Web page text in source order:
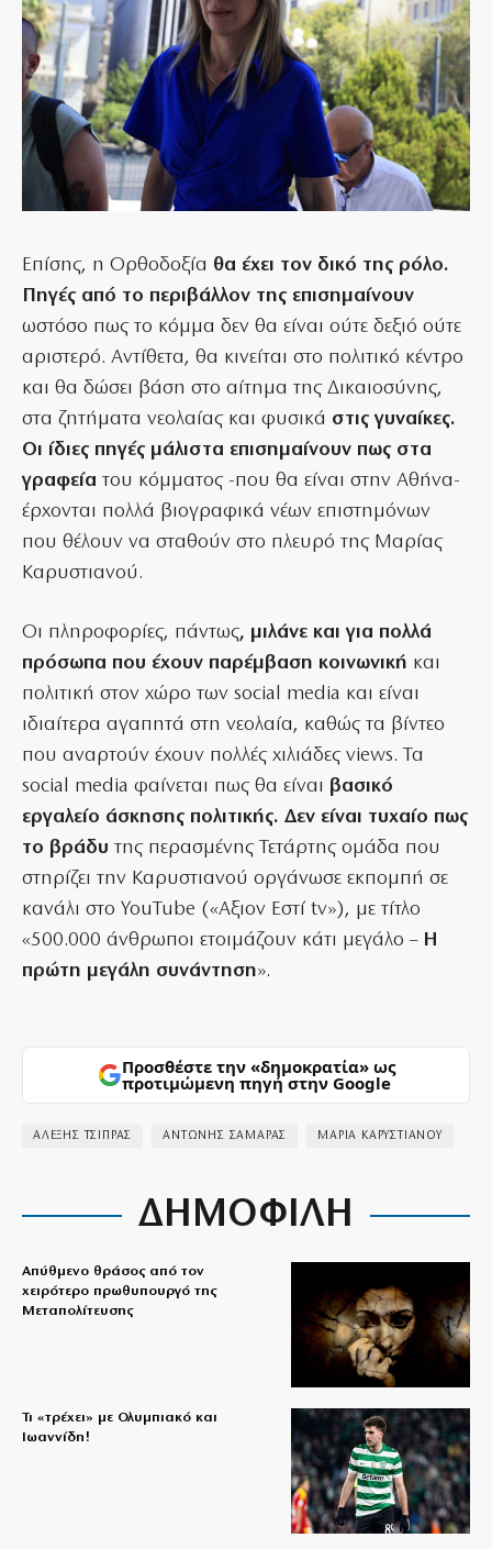
Επίσης, η Ορθοδοξία θα έχει τον δικό της ρόλο.
Πηγές από το περιβάλλον της επισημαίνουν
ωστόσο πως το κόμμα δεν θα είναι ούτε δεξιό ούτε
αριστερό. Αντίθετα, θα κινείται στο πολιτικό κέντρο
και θα δώσει βάση στο αίτημα της Δικαιοσύνης,
στα ζητήματα νεολαίας και φυσικά στις γυναίκες.
Οι ίδιες πηγές μάλιστα επισημαίνουν πως στα
γραφεία του κόμματος -που θα είναι στην Αθήνα-
έρχονται πολλά βιογραφικά νέων επιστημόνων
που θέλουν να σταθούν στο πλευρό της Μαρίας
Καρυστιανού.
Οι πληροφορίες, πάντως, μιλάνε και για πολλά
πρόσωπα που έχουν παρέμβαση κοινωνική και
πολιτική στον χώρο των social media και είναι
ιδιαίτερα αγαπητά στη νεολαία, καθώς τα βίντεο
που αναρτούν έχουν πολλές χιλιάδες views. Τα
social media φαίνεται πως θα είναι βασικό
εργαλείο άσκησης πολιτικής. Δεν είναι τυχαίο πως
το βράδυ της περασμένης Τετάρτης ομάδα που
στηρίζει την Καρυστιανού οργάνωσε εκπομπή σε
κανάλι στο YouTube («Αξιον Εστί tv»), με τίτλο
«500.000 άνθρωποι ετοιμάζουν κάτι μεγάλο – Η
πρώτη μεγάλη συνάντηση».
Προσθέστε την «δημοκρατία» ως
προτιμώμενη πηγή στην Google
ΑΛΕΞΗΣ ΤΣΙΠΡΑΣ ΑΝΤΩΝΗΣ ΣΑΜΑΡΑΣ ΜΑΡΙΑ ΚΑΡΥΣΤΙΑΝΟΥ
ΔΗΜΟΦΙΛΗ
Απύθμενο θράσος από τον
χειρότερο πρωθυπουργό της
Μεταπολίτευσης
Τι «τρέχει» με Ολυμπιακό και
Ιωαννίδη!